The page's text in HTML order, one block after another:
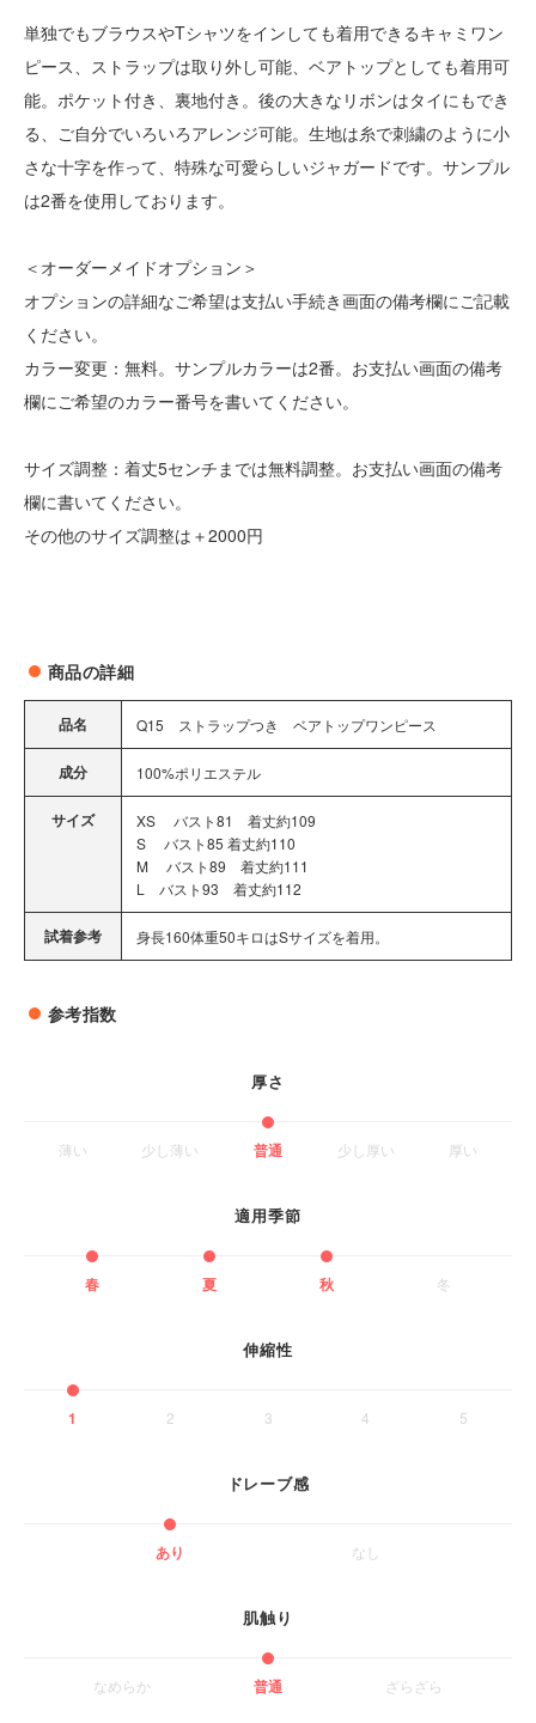
単独でもブラウスやTシャツをインしても着用できるキャミワン
ピース、ストラップは取り外し可能、ベアトップとしても着用可
能。ポケット付き、裏地付き。後の大きなリボンはタイにもでき
る、ご自分でいろいろアレンジ可能。生地は糸で刺繍のように小
さな十字を作って、特殊な可愛らしいジャガードです。サンプル
は2番を使用しております。
＜オーダーメイドオプション＞
オプションの詳細なご希望は支払い手続き画面の備考欄にご記載
ください。
カラー変更：無料。サンプルカラーは2番。お支払い画面の備考
欄にご希望のカラー番号を書いてください。
サイズ調整：着丈5センチまでは無料調整。お支払い画面の備考
欄に書いてください。
その他のサイズ調整は＋2000円
商品の詳細
品名 Q15 ストラップつき ベアトップワンピース
成分 100%ポリエステル
サイズ
XS バスト81 着丈約109
S バスト85 着丈約110
M バスト89 着丈約111
L バスト93 着丈約112
試着参考 身長160体重50キロはSサイズを着用。
参考指数
厚さ
薄い 少し薄い 普通 少し厚い 厚い
適用季節
春 夏 秋 冬
伸縮性
1 2 3 4 5
ドレーブ感
あり なし
肌触り
なめらか 普通 ざらざら